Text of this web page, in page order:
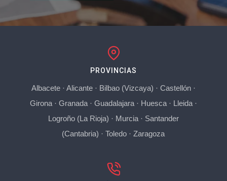
PROVINCIAS
Albacete· Alicante· Bilbao (Vizcaya) · Castellón·
Girona· Granada· Guadalajara· Huesca· Lleida·
Logroño (La Rioja) · Murcia· Santander
(Cantabria) ·Toledo ·Zaragoza